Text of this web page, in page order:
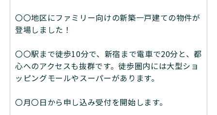
〇〇地区にファミリー向けの新築一戸建ての物件が
登場しました！
〇〇駅まで徒歩10分で、新宿まで電車で20分と、都
心へのアクセスも抜群です。徒歩圏内には大型ショ
ッピングモールやスーパーがあります。
〇月〇日から申し込み受付を開始します。